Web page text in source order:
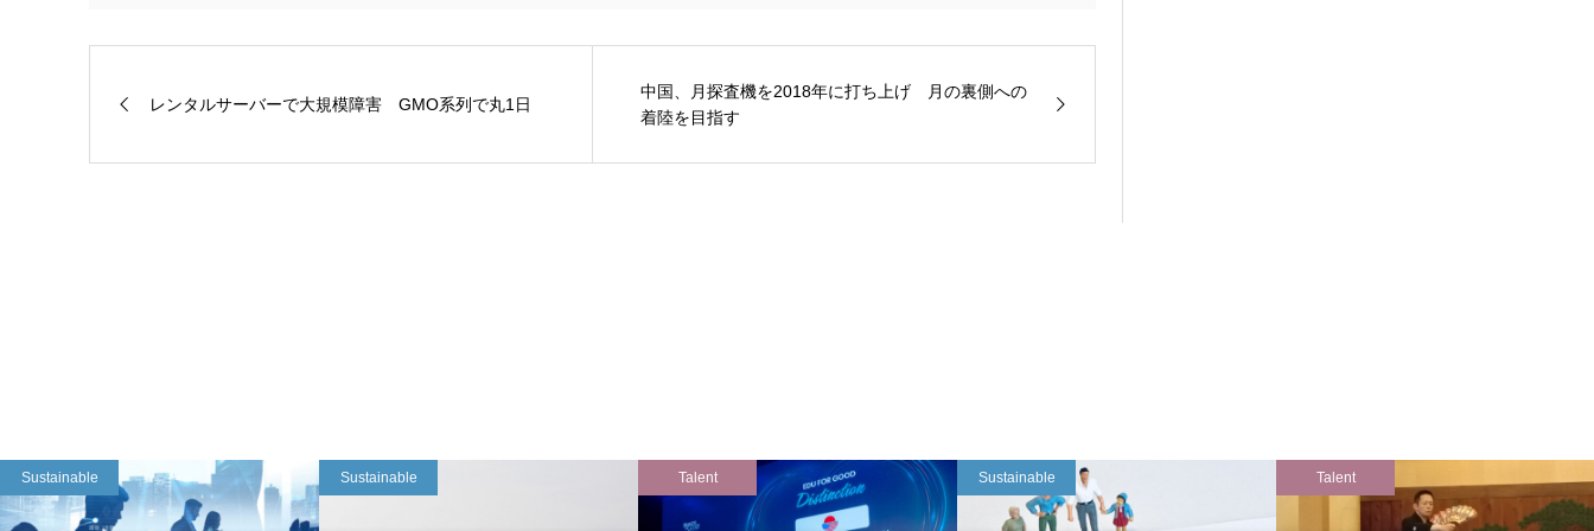
レンタルサーバーで大規模障害 GMO系列で丸1日
中国、月探査機を2018年に打ち上げ 月の裏側への
着陸を目指す
Sustainable Sustainable Talent Sustainable Talent